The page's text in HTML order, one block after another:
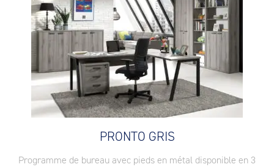
PRONTO GRIS
Programme de bureau avec pieds en métal disponible en 3